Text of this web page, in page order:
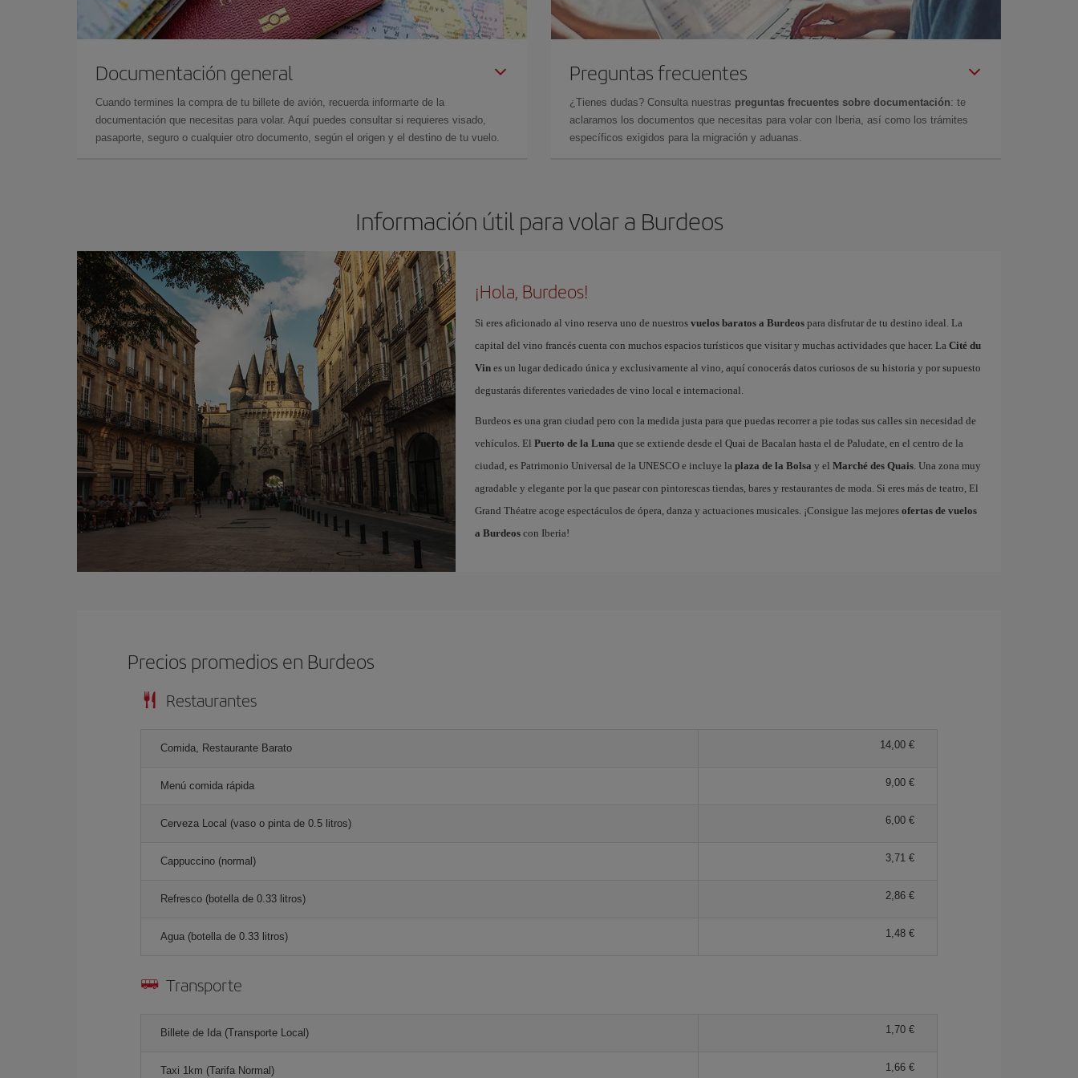
Documentación general
Cuando termines la compra de tu billete de avión, recuerda informarte de la
documentación que necesitas para volar. Aquí puedes consultar si requieres visado,
pasaporte, seguro o cualquier otro documento, según el origen y el destino de tu vuelo.
Preguntas frecuentes
¿Tienes dudas? Consulta nuestras preguntas frecuentes sobre documentación: te
aclaramos los documentos que necesitas para volar con Iberia, así como los trámites
específicos exigidos para la migración y aduanas.
Información útil para volar a Burdeos
¡Hola, Burdeos!
Si eres aficionado al vino reserva uno de nuestros vuelos baratos a Burdeospara disfrutar de tu destino ideal. La
capital del vino francés cuenta con muchos espacios turísticos que visitar y muchas actividades que hacer. La Cité du
Vines un lugar dedicado única y exclusivamente al vino, aquí conocerás datos curiosos de su historia y por supuesto
degustarás diferentes variedades de vino local e internacional.
Burdeos es una gran ciudad pero con la medida justa para que puedas recorrer a pie todas sus calles sin necesidad de
vehículos. El Puerto de la Luna que se extiende desde el Quai de Bacalan hasta el de Paludate, en el centro de la
ciudad, es Patrimonio Universal de la UNESCO e incluye la plaza de la Bolsa y el Marché des Quais. Una zona muy
agradable y elegante por la que pasear con pintorescas tiendas, bares y restaurantes de moda. Si eres más de teatro, El
Grand Théatre acoge espectáculos de ópera, danza y actuaciones musicales. ¡Consigue las mejores ofertas de vuelos
a Burdeoscon Iberia!
Precios promedios en Burdeos
Restaurantes
Comida, Restaurante Barato 14,00 €
Menú comida rápida 9,00 €
Cerveza Local (vaso o pinta de 0.5 litros) 6,00 €
Cappuccino (normal) 3,71 €
Refresco (botella de 0.33 litros) 2,86 €
Agua (botella de 0.33 litros) 1,48 €
Transporte
Billete de Ida (Transporte Local) 1,70 €
Taxi 1km (Tarifa Normal) 1,66 €